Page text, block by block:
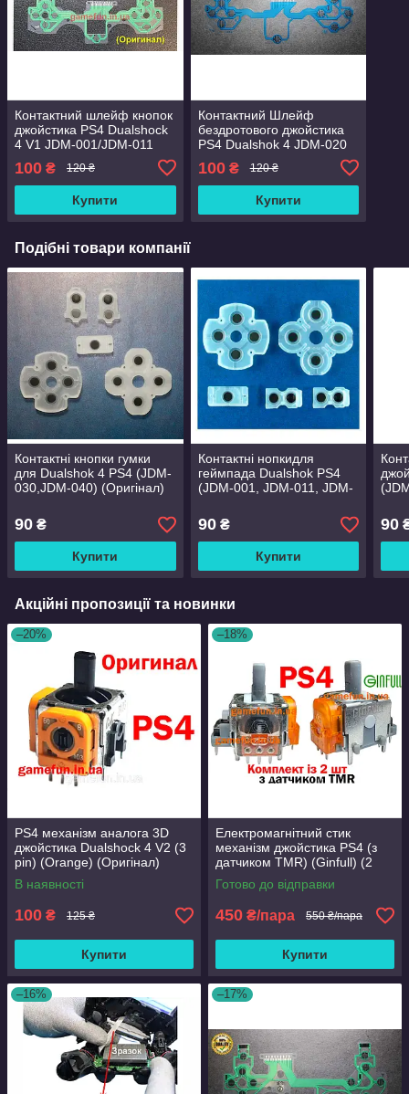
Контактний шлейф кнопок
джойстика PS4 Dualshock
4 V1 JDM-001/JDM-011
100 ₴ 120 ₴
Купити
Контактний Шлейф
бездротового джойстика
PS4 Dualshok 4 JDM-020
100₴ 120 ₴
Купити
Подібні товари компанії
Контактні кнопки гумки
для Dualshok 4 PS4 (JDM-
030,JDM-040) (Оригінал)
90 ₴
Купити
Контактні нопкидля
геймпада Dualshok PS4
(JDM-001, JDM-011, JDM-
90₴
Купити
90
Акційні пропозиції та новинки
–20%
PS4 механізм аналога 3D
джойстика Dualshock 4 V2 (3
pin) (Orange) (Оригінал)
В наявності
100 ₴ 125 ₴
Купити
–18%
Електромагнітний стик
механізм джойстика PS4 (з
датчиком TMR) (Ginfull) (2
шт)
Готово до відправки
450 ₴/пара 550 ₴/пара
Купити
–16% –17%